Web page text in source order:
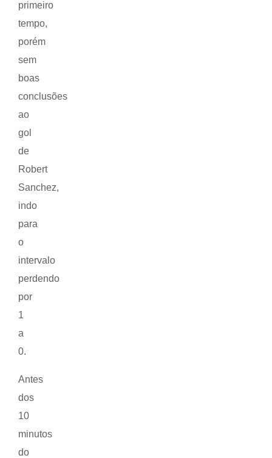
primeiro
tempo,
porém
sem
boas
conclusões
ao
gol
de
Robert
Sanchez,
indo
para
o
intervalo
perdendo
por
1
a
0.
Antes
dos
10
minutos
do